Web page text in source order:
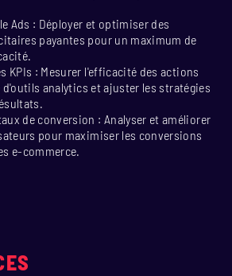
Ads : Déployer et optimiser des
payantes pour un maximum de
KPIs : Mesurer l'efficacité des actions
d'outils analytics et ajuster les stratégies
de conversion : Analyser et améliorer
pour maximiser les conversions
e-commerce.